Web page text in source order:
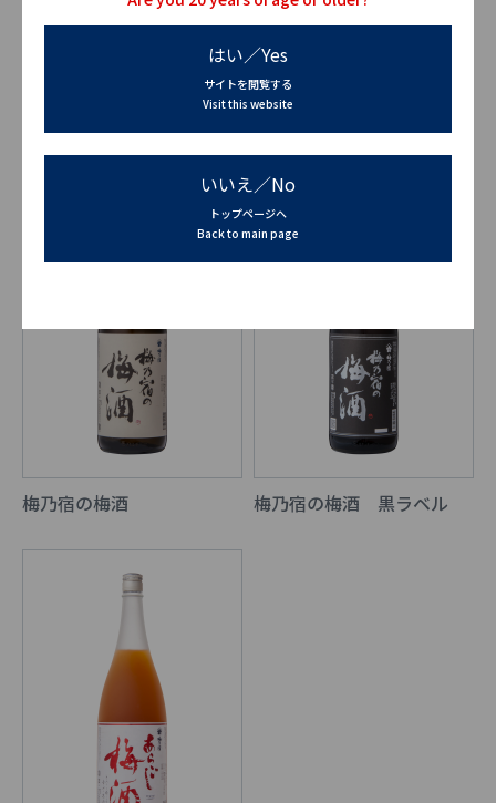
果本酒 茘枝
梅乃宿の梅酒 梅乃宿の梅酒 黒ラベル
はい／Yes
サイトを閲覧する
Visit this website
いいえ／No
トップページへ
Back to main page